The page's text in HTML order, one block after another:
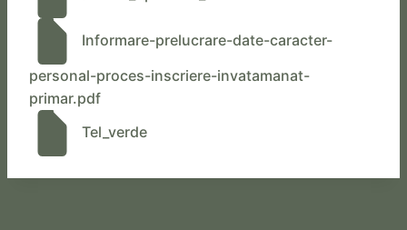
Informare-prelucrare-date-caracter-
personal-proces-inscriere-invatamanat-
primar.pdf
Tel_verde